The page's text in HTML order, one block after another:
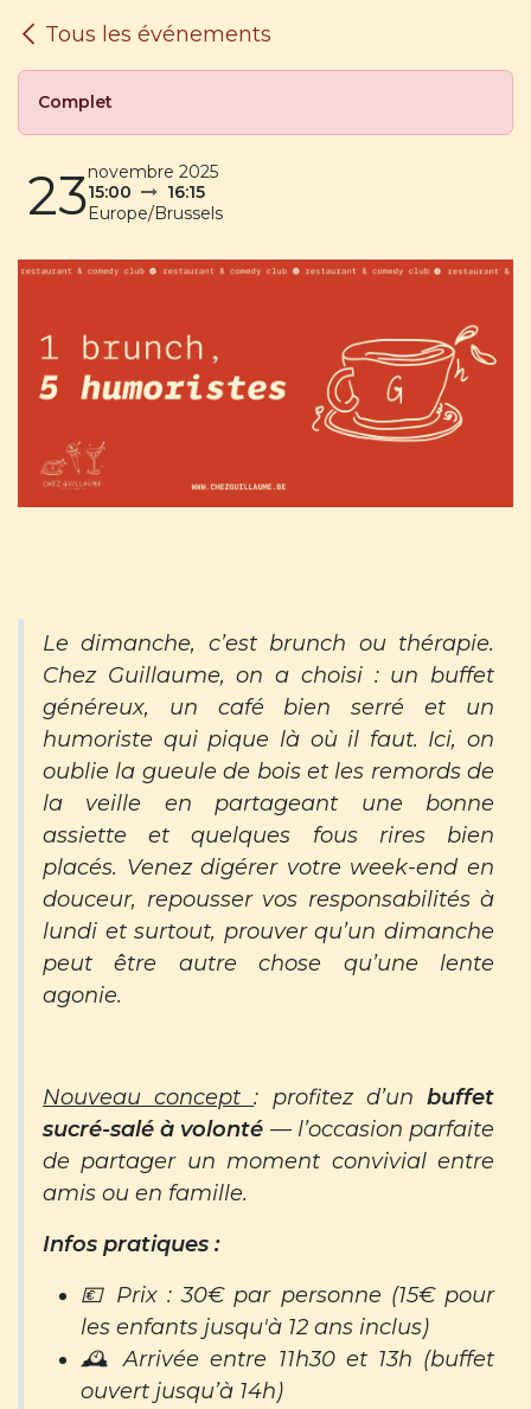
Tous les événements
Complet
23novembre 2025
15:00
16:15
Europe/Brussels
Le dimanche, c’est brunch ou thérapie.
Chez Guillaume, on a choisi : un buffet
généreux, un café bien serré et un
humoriste qui pique là où il faut. Ici, on
oublie la gueule de bois et les remords de
la veille en partageant une bonne
assiette et quelques fous rires bien
placés. Venez digérer votre week-end en
douceur, repousser vos responsabilités à
lundi et surtout, prouver qu’un dimanche
peut être autre chose qu’une lente
agonie.
Nouveau concept: profitez d’unbuffet
sucré-salé à volonté — l’occasion parfaite
de partager un moment convivial entre
amis ou en famille.
Infos pratiques :
💶 Prix : 30€ par personne (15€ pour
les enfants jusqu'à 12 ans inclus)
🕰️ Arrivée entre 11h30 et 13h (buffet
ouvert jusqu’à 14h)